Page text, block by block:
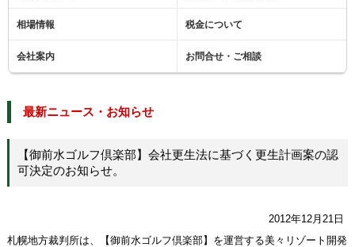
相場情報 税金について
会社案内 お問合せ・ご相談
最新ニュース・お知らせ
【御前水ゴルフ倶楽部】会社更生法に基づく更生計画案の認
可決定のお知らせ。
2012年12月21日
札幌地方裁判所は、【御前水ゴルフ倶楽部】を運営する美々リゾート開発